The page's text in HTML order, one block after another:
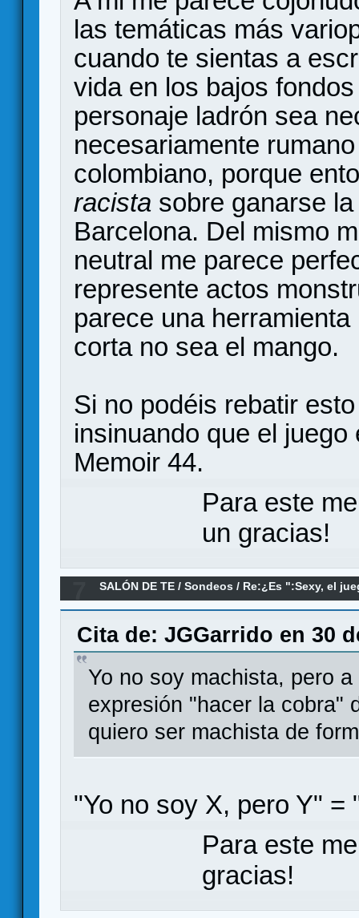
las temáticas más
cuando te sientas a
vida en los bajos
personaje ladrón sea
necesariamente
colombiano, porque
racista sobre ganarse
Barcelona. Del mismo
neutral me parece
represente actos
parece una
corta no sea el mango.
Si no podéis rebatir
insinuando que el
Memoir 44.
Para este
un gracias!
SALÓN DE TE /Sondeos / Re:¿Es ":Sexy, el
Cita de: JGGarrido en 30
Yo no soy machista, pero
expresión "hacer la cobra"
quiero ser machista de
"Yo no soy X, pero Y"
Para este
gracias!